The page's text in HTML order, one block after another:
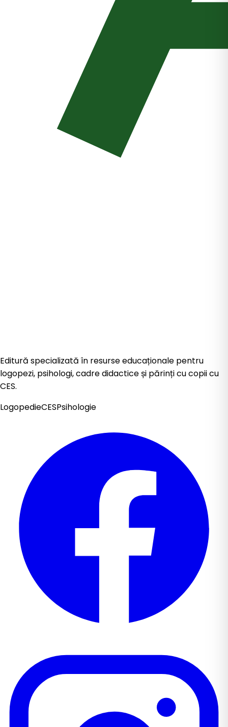
Editură specializată în resurse educaționale pentru
logopezi, psihologi, cadre didactice și părinți cu copii cu
CES.
LogopedieCESPsihologie